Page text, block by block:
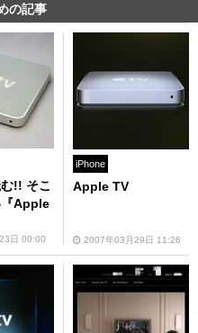
の記事
!! そこ
『Apple
日 00:00
iPhone
Apple TV
2007年03月29日 11:26